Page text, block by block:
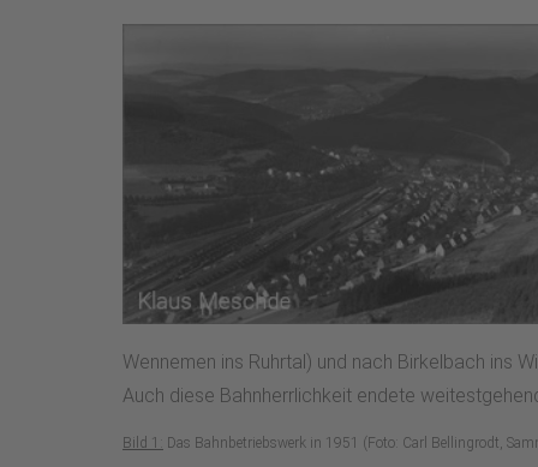
Wennemen ins Ruhrtal) und nach Birkelbach ins
Auch diese Bahnherrlichkeit endete
Bild 1:
Das Bahnbetriebswerk in 1951 (Foto: Carl Bellingrodt,